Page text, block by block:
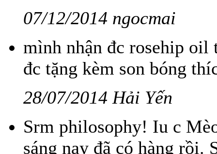
07/12/2014 ngocmai
mình nhận đc rosehip oil
đc tặng kèm son bóng
28/07/2014 Hải Yến
Srm philosophy! Iu c
sáng nay đã có hàng rồi.